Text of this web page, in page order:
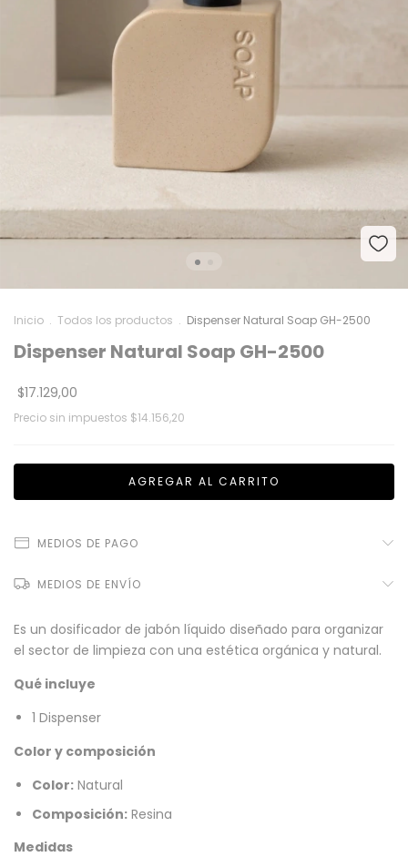
Inicio . Todos los productos . Dispenser Natural Soap GH-2500
Dispenser Natural Soap GH-2500
$17.129,00
Precio sin impuestos $14.156,20
MEDIOS DE PAGO
MEDIOS DE ENVÍO
Es un dosificador de jabón líquido diseñado para organizar
el sector de limpieza con una estética orgánica y natural.
Qué incluye
1 Dispenser
Color y composición
Color: Natural
Composición: Resina
Medidas